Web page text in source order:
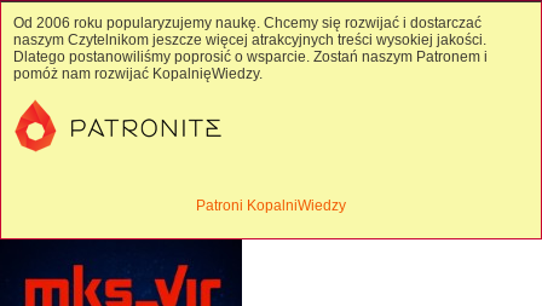
Od 2006 roku popularyzujemy naukę. Chcemy się rozwijać i dostarczać
naszym Czytelnikom jeszcze więcej atrakcyjnych treści wysokiej jakości.
Dlatego postanowiliśmy poprosić o wsparcie. Zostań naszym Patronem i
pomóż nam rozwijać KopalnięWiedzy.
Patroni KopalniWiedzy